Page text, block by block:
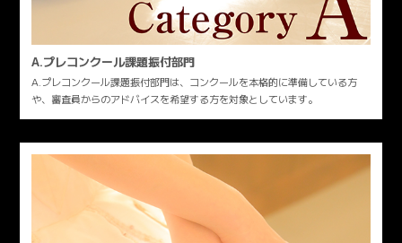
A.プレコンクール課題振付部門
A.プレコンクール課題振付部門は、コンクールを本格的に準備している方
や、審査員からのアドバイスを希望する方を対象としています。